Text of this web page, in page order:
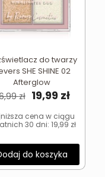
do twarzy
SHE SHINE 02
Afterglow
zł Pierwotna
wynosiła:
26,99 zł.
19,99 zł
19,99
cena w ciągu
30 dni: 19,99 zł
do koszyka